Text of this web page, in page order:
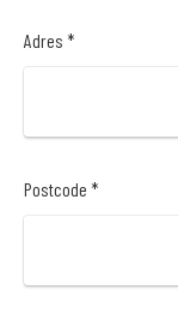
Adres *
Postcode *